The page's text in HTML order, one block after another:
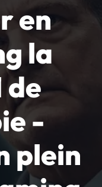
en
la
de
-
plein